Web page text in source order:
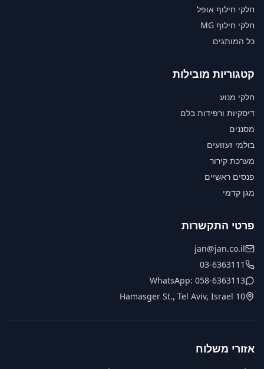
חלקי חילוף אופל
חלקי חילוף MG
כל המותגים
קטגוריות מובילות
חלקי מנוע
דיסקיות ורפידות בלם
מסננים
בולמי זעזועים
מערכת קירור
פנסים ראשיים
מגן קדמי
פרטי התקשרות
jan@jan.co.il
03-6363111
WhatsApp: 058-6363113
10 Hamasger St., Tel Aviv, Israel
אזורי משלוח